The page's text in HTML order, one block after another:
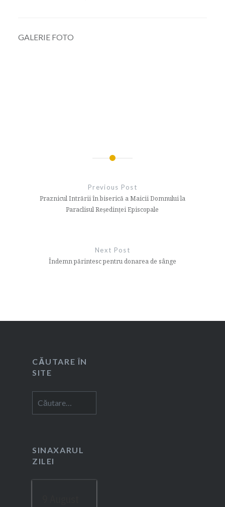
GALERIE FOTO
articole
Previous Post
Praznicul Intrării în biserică a Maicii Domnului la
Paraclisul Reședinței Episcopale
Next Post
Îndemn părintesc pentru donarea de sânge
CĂUTARE ÎN
SITE
după:
SINAXARUL
ZILEI